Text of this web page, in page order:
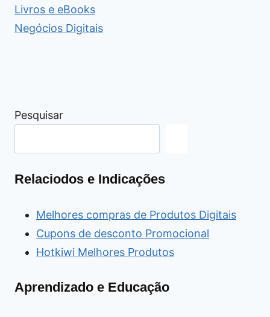
Livros e eBooks
Negócios Digitais
Pesquisar
Relaciodos e Indicações
Melhores compras de Produtos Digitais
Cupons de desconto Promocional
Hotkiwi Melhores Produtos
Aprendizado e Educação